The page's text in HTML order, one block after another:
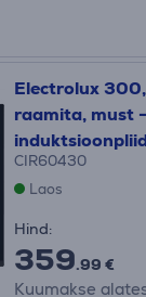
Electrolux
raamita, must
CIR60430
Laos
Hind:
359.99 €
Kuumakse